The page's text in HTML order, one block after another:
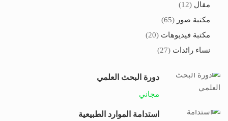
مقال (12)
مكتبة صور (65)
مكتبة فيديوهات (20)
نساء رائدات (27)
دورة البحث العلمي
مجاني
استدامة الموارد الطبيعية